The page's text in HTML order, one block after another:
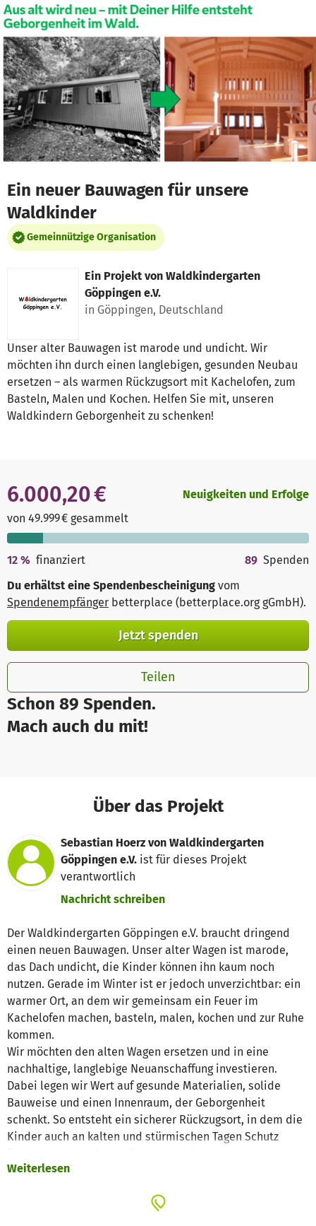
Zum Hauptinhalt springen
Erklärung zur Barrierefreiheit anzeigen
Ein neuer Bauwagen für unsere
Waldkinder
Gemeinnützige Organisation
Ein Projekt von Waldkindergarten
Göppingen e.V.
in Göppingen, Deutschland
Unser alter Bauwagen ist marode und undicht. Wir
möchten ihn durch einen langlebigen, gesunden Neubau
ersetzen – als warmen Rückzugsort mit Kachelofen, zum
Basteln, Malen und Kochen. Helfen Sie mit, unseren
Waldkindern Geborgenheit zu schenken!
Schon 89 Spenden.
Mach auch du mit!
6.000,20 €
von 49.999 € gesammelt
Neuigkeiten und Erfolge
12 % finanziert 89 Spenden
Du erhältst eine Spendenbescheinigung vom
Spendenempfänger betterplace (betterplace.org gGmbH).
Jetzt spenden
Teilen
Über das Projekt
Sebastian Hoerz von Waldkindergarten
Göppingen e.V. ist für dieses Projekt
verantwortlich
Nachricht schreiben
Der Waldkindergarten Göppingen e.V. braucht dringend
einen neuen Bauwagen. Unser alter Wagen ist marode,
das Dach undicht, die Kinder können ihn kaum noch
nutzen. Gerade im Winter ist er jedoch unverzichtbar: ein
warmer Ort, an dem wir gemeinsam ein Feuer im
Kachelofen machen, basteln, malen, kochen und zur Ruhe
kommen.
Wir möchten den alten Wagen ersetzen und in eine
nachhaltige, langlebige Neuanschaffung investieren.
Dabei legen wir Wert auf gesunde Materialien, solide
Bauweise und einen Innenraum, der Geborgenheit
schenkt. So entsteht ein sicherer Rückzugsort, in dem die
Kinder auch an kalten und stürmischen Tagen Schutz
Für dieses Herzensprojekt brauchen wir Ihre
ein neues „Zuhause im Grünen“ zu schenken – einen
Weiterlesen